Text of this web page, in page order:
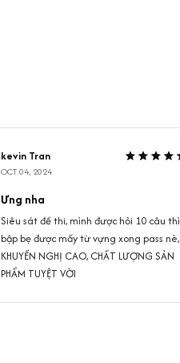
kevin Tran
OCT 04, 2024
Ưng nha
Siêu sát đề thi, mình được hỏi 10 câu thì
bập bẹ được mấy từ vựng xong pass nè,
KHUYẾN NGHỊ CAO, CHẤT LƯỢNG SẢN
PHẨM TUYỆT VỜI